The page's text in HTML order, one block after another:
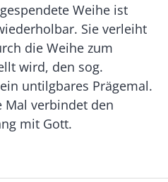
Weihe ist
Sie verleiht
die Weihe zum
wird, den sog.
untilgbares Prägemal.
Mal verbindet den
mit Gott.